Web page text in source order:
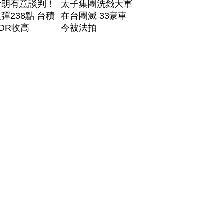
有意談判！
238點 台積
收高
太子集團洗錢大軍
在台團滅 33豪車
今被法拍